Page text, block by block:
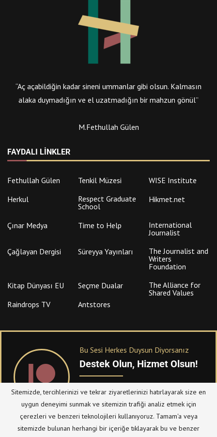
“Aç açabildiğin kadar sineni ummanlar gibi olsun. Kalmasın
alaka duymadığın ve el uzatmadığın bir mahzun gönül”
M.Fethullah Gülen
FAYDALI LINKLER
Fethullah Gülen Tenkil Müzesi
WISE Institute
Herkul
Respect Graduate
School
Hikmet.net
Çınar Medya Time to Help
International
Journalist
Çağlayan Dergisi
Süreyya Yayınları
The Journalist and
Writers
Foundation
Kitap Dünyası EU
Seçme Dualar
The Alliance for
Shared Values
Raindrops TV
Antstores
Bu Sesi Herkes Duysun Diyorsanız
Destek Olun, Hizmet Olsun!
PATREONüzerinden sitemize bağışta
bulanabilirsiniz.
Sitemizde, tercihlerinizi ve tekrar ziyaretlerinizi hatırlayarak size en
uygun deneyimi sunmak ve sitemizin trafiği analiz etmek için
çerezleri ve benzeri teknolojileri kullanıyoruz. Tamam'a veya
sitemizde bulunan herhangi bir içeriğe tıklayarak bu ve benzer